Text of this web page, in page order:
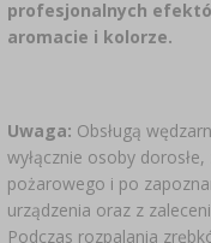
profesjonalnych
aromacie i kolorze.
Uwaga: Obsługą
wyłącznie osoby
pożarowego i po
urządzenia oraz z
Podczas rozpalania